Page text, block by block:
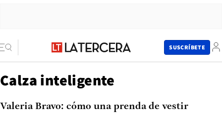
SUSCRÍBETE
Calza inteligente
Valeria Bravo: cómo una prenda de vestir